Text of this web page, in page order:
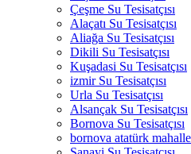
Çeşme Su Tesisatçısı
Alaçatı Su Tesisatçısı
Aliağa Su Tesisatçısı
Dikili Su Tesisatçısı
Kuşadasi Su Tesisatçısı
izmir Su Tesisatçısı
Urla Su Tesisatçısı
Alsançak Su Tesisatçısı
Bornova Su Tesisatçısı
bornova atatürk